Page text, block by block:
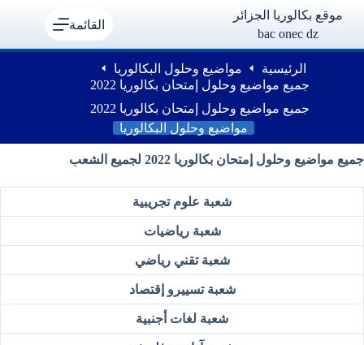
موقع بكالوريا الجزائر
bac onec dz
القائمة
الرئيسية
مواضيع وحلول البكالوريا
جميع مواضيع وحلول إمتحان بكالوريا 2022
جميع مواضيع وحلول إمتحان بكالوريا 2022
مواضيع وحلول البكالوريا
جميع مواضيع وحلول إمتحان بكالوريا 2022 لجميع الشعب
شعبة علوم تجريبية
شعبة رياضيات
شعبة تقني رياضي
شعبة تسييرو إقتصاد
شعبة لغات أجنبية